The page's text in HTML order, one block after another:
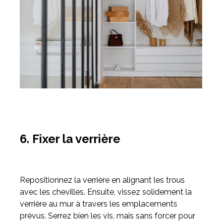
6. Fixer la verrière
Repositionnez la verrière en alignant les trous
avec les chevilles. Ensuite, vissez solidement la
verrière au mur à travers les emplacements
prévus. Serrez bien les vis, mais sans forcer pour